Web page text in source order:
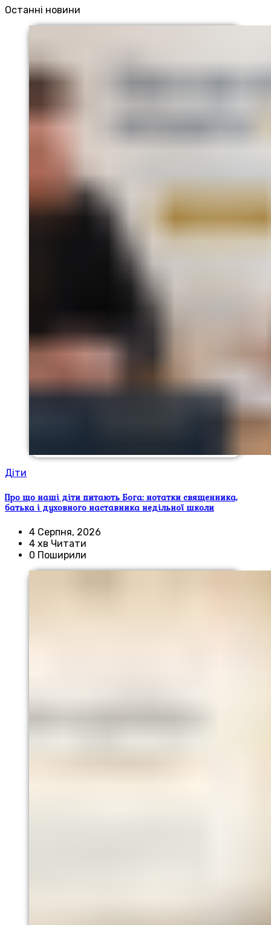
Останні новини
Діти
Про що наші діти питають Бога: нотатки священника,
батька і духовного наставника недільної школи
4 Серпня, 2026
4 хв Читати
0 Поширили